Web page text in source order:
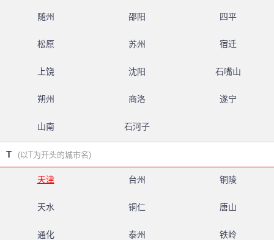
随州 邵阳 四平
松原 苏州 宿迁
上饶 沈阳 石嘴山
朔州 商洛 遂宁
山南 石河子
T (以T为开头的城市名)
天津 台州 铜陵
天水 铜仁 唐山
通化 泰州 铁岭